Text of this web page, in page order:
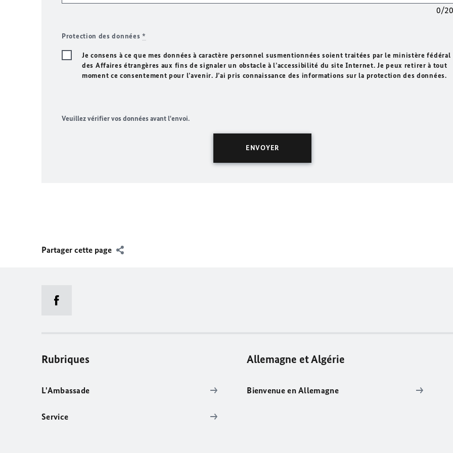
0/
Protection des données*
Je consens à ce que mes données à caractère personnel susmentionnées soient traitées par le ministère fédéral
des Affaires étrangères aux fins de signaler un obstacle à l’accessibilité du site Internet. Je peux retirer à tout
moment ce consentement pour l’avenir. J’ai pris connaissance des informations sur la protection des données.
Veuillez vérifier vos données avant l'envoi.
Partager cette page
Rubriques
L'Ambassade
Service
Allemagne et Algérie
Bienvenue en Allemagne